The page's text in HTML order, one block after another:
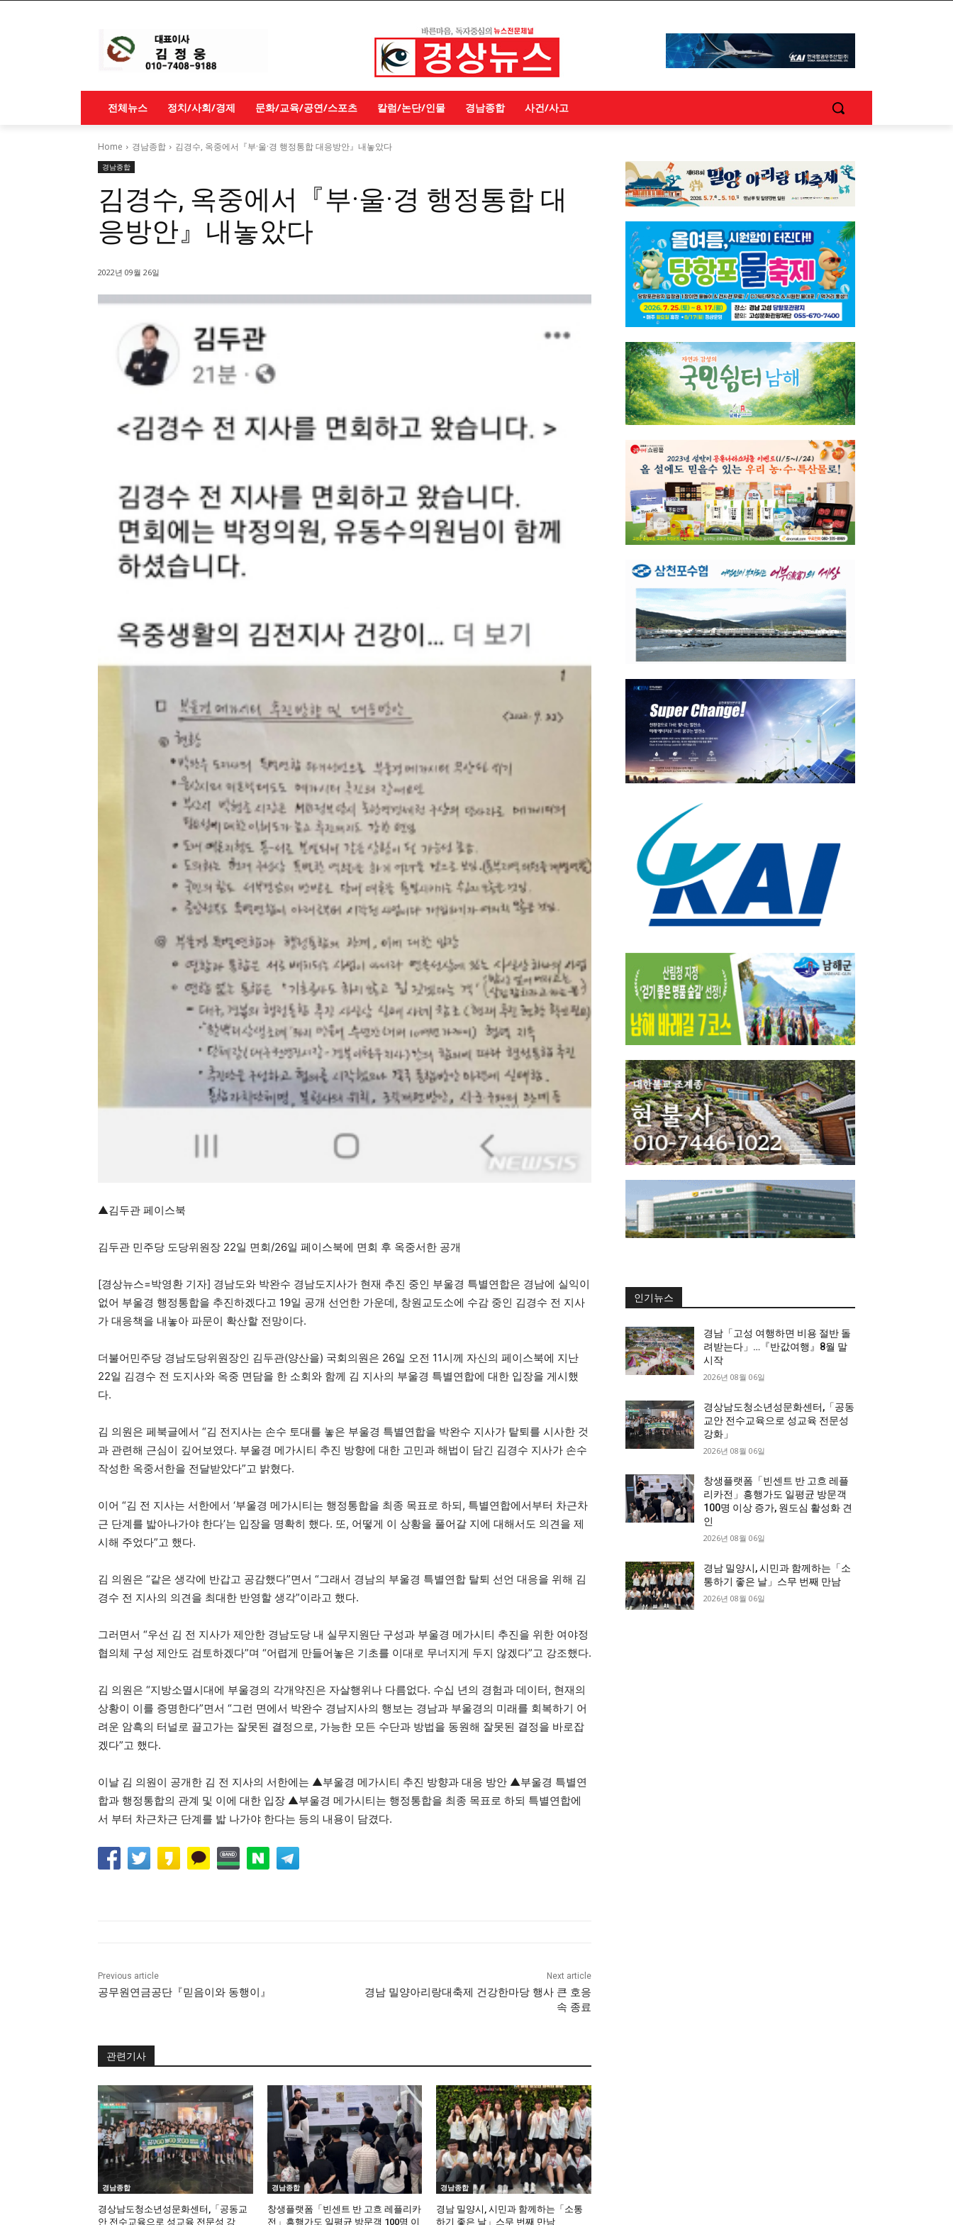
전체뉴스 정치/사회/경제 문화/교육/공연/스포츠 칼럼/논단/인물 경남종합 사건/사고
Home 경남종합 김경수, 옥중에서『부·울·경 행정통합 대응방안』내놓았다
경남종합
김경수, 옥중에서『부·울·경 행정통합 대
응방안』내놓았다
2022년 09월 26일
▲김두관 페이스북
김두관 민주당 도당위원장 22일 면회/26일 페이스북에 면회 후 옥중서한 공개
[경상뉴스=박영환 기자] 경남도와 박완수 경남도지사가 현재 추진 중인 부울경 특별연합은 경남에 실익이
없어 부울경 행정통합을 추진하겠다고 19일 공개 선언한 가운데, 창원교도소에 수감 중인 김경수 전 지사
가 대응책을 내놓아 파문이 확산할 전망이다.
더불어민주당 경남도당위원장인 김두관(양산을) 국회의원은 26일 오전 11시께 자신의 페이스북에 지난
22일 김경수 전 도지사와 옥중 면담을 한 소회와 함께 김 지사의 부울경 특별연합에 대한 입장을 게시했
다.
김 의원은 페북글에서 “김 전지사는 손수 토대를 놓은 부울경 특별연합을 박완수 지사가 탙퇴를 시사한 것
과 관련해 근심이 깊어보였다. 부울경 메가시티 추진 방향에 대한 고민과 해법이 담긴 김경수 지사가 손수
작성한 옥중서한을 전달받았다”고 밝혔다.
이어 “김 전 지사는 서한에서 ‘부울경 메가시티는 행정통합을 최종 목표로 하되, 특별연합에서부터 차근차
근 단계를 밟아나가야 한다’는 입장을 명확히 했다. 또, 어떻게 이 상황을 풀어갈 지에 대해서도 의견을 제
시해 주었다”고 했다.
김 의원은 “같은 생각에 반갑고 공감했다”면서 “그래서 경남의 부울경 특별연합 탈퇴 선언 대응을 위해 김
경수 전 지사의 의견을 최대한 반영할 생각”이라고 했다.
그러면서 “우선 김 전 지사가 제안한 경남도당 내 실무지원단 구성과 부울경 메가시티 추진을 위한 여야정
협의체 구성 제안도 검토하겠다”며 “어렵게 만들어놓은 기초를 이대로 무너지게 두지 않겠다”고 강조했다.
김 의원은 “지방소멸시대에 부울경의 각개약진은 자살행위나 다름없다. 수십 년의 경험과 데이터, 현재의
상황이 이를 증명한다”면서 “그런 면에서 박완수 경남지사의 행보는 경남과 부울경의 미래를 회복하기 어
려운 암흑의 터널로 끌고가는 잘못된 결정으로, 가능한 모든 수단과 방법을 동원해 잘못된 결정을 바로잡
겠다”고 했다.
이날 김 의원이 공개한 김 전 지사의 서한에는 ▲부울경 메가시티 추진 방향과 대응 방안 ▲부울경 특별연
합과 행정통합의 관계 및 이에 대한 입장 ▲부울경 메가시티는 행정통합을 최종 목표로 하되 특별연합에
서 부터 차근차근 단계를 밟 나가야 한다는 등의 내용이 담겼다.
Previous article
공무원연금공단『믿음이와 동행이』
Next article
경남 밀양아리랑대축제 건강한마당 행사 큰 호응
속 종료
관련기사
경남종합
경상남도청소년성문화센터,「공동교
안 전수교육으로 성교육 전문성 강
경남종합
창생플랫폼「빈센트 반 고흐 레플리카
전」흥행가도 일평균 방문객 100명 이
경남종합
경남 밀양시, 시민과 함께하는「소통
하기 좋은 날」스무 번째 만남
인기뉴스
경남「고성 여행하면 비용 절반 돌
려받는다」…『반값여행』8월 말
시작
2026년 08월 06일
경상남도청소년성문화센터,「공동
교안 전수교육으로 성교육 전문성
강화」
2026년 08월 06일
창생플랫폼「빈센트 반 고흐 레플
리카전」흥행가도 일평균 방문객
100명 이상 증가, 원도심 활성화 견
인
2026년 08월 06일
경남 밀양시, 시민과 함께하는「소
통하기 좋은 날」스무 번째 만남
2026년 08월 06일